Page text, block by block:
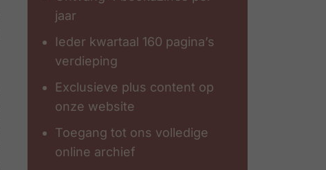
jaar
Ieder kwartaal 160 pagina’s
verdieping
Exclusieve plus content op
onze website
Toegang tot ons volledige
online archief